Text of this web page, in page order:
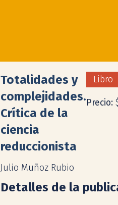
Totalidades y
complejidades.
Crítica de la
ciencia
reduccionista
Julio Muñoz Rubio
Libro
Precio:
Detalles de la